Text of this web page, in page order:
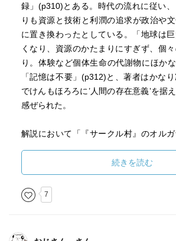
・夢野久作が炭坑の女主人みたいな小
があるのだが……検索して見つけた「女
ちょっと違う感じがするが……まあベク
だわることではないか。
・中上健次「岬」１９７６年は紀州だ
が、労働場面はちょっと連想できるかも
なんでも作者の
E5%92%8C%E6%B1%9F）、福岡を根
詩人にして活動家
（https://ja.wikipedia.org/wiki/
E9%9B%81
）、記録文学作
（https://ja.wikipedia.org/wiki/
誌「サークル村」を創刊した、と。
録」(p310)とある。時代の流れに従い
りも資源と技術と利潤の追求が政治や
に置き換わったとしている。「地球は
くなり、資源のかたまりにすぎず、個
り。体験など個体生命の代謝物にほか
「記憶は不要」(p312)と、著者はかな
でけんもほろろに’人間の存在意義’を据
感ぜられた。
解説において「『サークル村』のオル
りていくことを提唱」(p318)という一節
う’下部’とは社会における階級構造を指
まさに文字通りの’下部’、地下労働に従
タビューをするに至った…というように理
その地下で働く女性達が抱えていたの
続きを読む
7